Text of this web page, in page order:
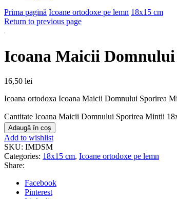
Prima pagină Icoane ortodoxe pe lemn 18x15 cm
Return to previous page
Icoana Maicii
16,50 lei
Icoana ortodoxa Icoana Maicii Domnului Sporirea
Cantitate Icoana Maicii Domnului Sporirea Mintii
Adaugă în coș
Add to wishlist
SKU: IMDSM
Categories: 18x15 cm, Icoane ortodoxe pe lemn
Share:
Facebook
Pinterest